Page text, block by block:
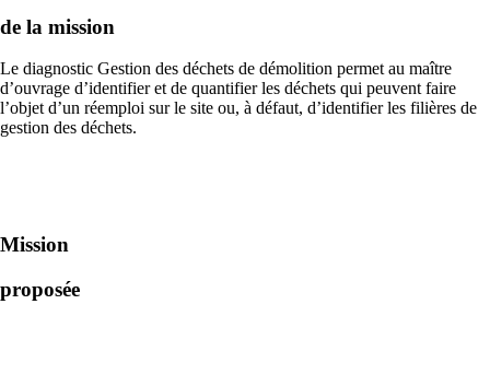
de la mission
Le diagnostic Gestion des déchets de démolition permet au maître
d’ouvrage d’identifier et de quantifier les déchets qui peuvent faire
l’objet d’un réemploi sur le site ou, à défaut, d’identifier les filières de
gestion des déchets.
Mission
proposée